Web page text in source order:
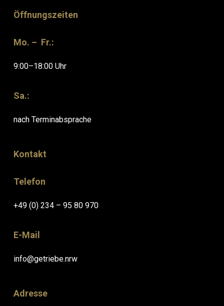
Öffnungszeiten
Mo. – Fr.:
9:00–18:00 Uhr
Sa.:
nach Terminabsprache
Kontakt
Telefon
+49 (0) 234 – 95 80 970
E-Mail
info@getriebe.nrw
Adresse